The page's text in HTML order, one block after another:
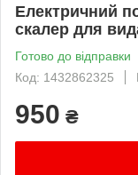
Електричний
скалер для
Готово до відправки
Код: 1432862325
950 ₴